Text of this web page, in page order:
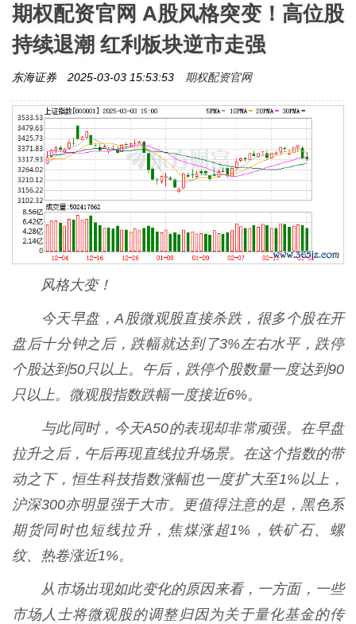
期权配资官网 A股风格突变！高位股
持续退潮 红利板块逆市走强
东海证券 2025-03-03 15:53:53 期权配资官网
风格大变！
今天早盘，A股微观股直接杀跌，很多个股在开
盘后十分钟之后，跌幅就达到了3%左右水平，跌停
个股达到50只以上。午后，跌停个股数量一度达到90
只以上。微观股指数跌幅一度接近6%。
与此同时，今天A50的表现却非常顽强。在早盘
拉升之后，午后再现直线拉升场景。在这个指数的带
动之下，恒生科技指数涨幅也一度扩大至1%以上，
沪深300亦明显强于大市。更值得注意的是，黑色系
期货同时也短线拉升，焦煤涨超1%，铁矿石、螺
纹、热卷涨近1%。
从市场出现如此变化的原因来看，一方面，一些
市场人士将微观股的调整归因为关于量化基金的传